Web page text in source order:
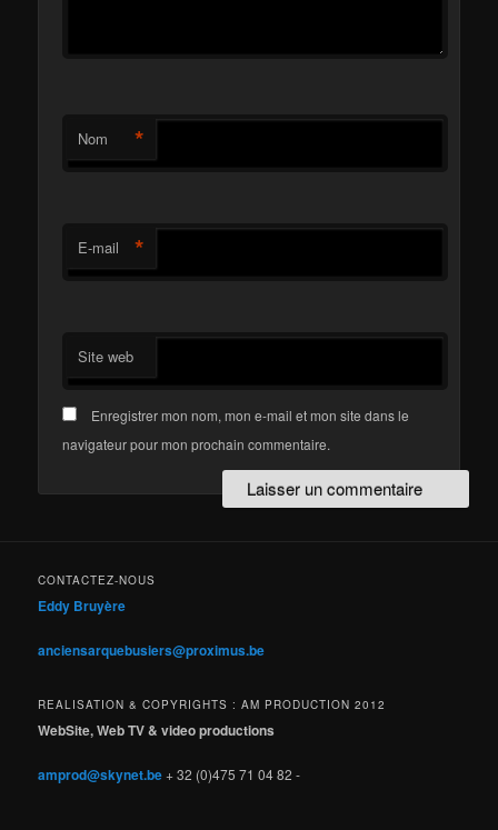
Nom *
E-mail *
Site web
Enregistrer mon nom, mon e-mail et mon site dans le
navigateur pour mon prochain commentaire.
CONTACTEZ-NOUS
Eddy Bruyère
anciensarquebusiers@proximus.be
REALISATION & COPYRIGHTS : AM PRODUCTION 2012
WebSite, Web TV & video productions
amprod@skynet.be+ 32 (0)475 71 04 82 -